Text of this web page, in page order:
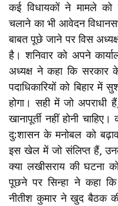
कई विधायकों ने मामले को
चलाने का भी आवेदन
बाबत पूछे जाने पर विस
है। शनिवार को अपने
अध्यक्ष ने कहा कि सरकार
पदाधिकारियों को बिहार
होगा। सही में जो अपराधी
खानापूर्ती नहीं होनी
दु:शासन के मनोबल को
इस खेल में जो संलिप्त हैं,
क्या लखीसराय की घटना
पूछने पर सिन्हा ने कहा
नीतीश कुमार ने खुद बैठक